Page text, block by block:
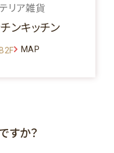
リア雑貨
ンキッチン
MAP
すか？